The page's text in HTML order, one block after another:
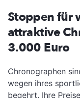
Stoppen für
attraktive
3.000 Euro
Chronographen
wegen ihres
begehrt. Ihre